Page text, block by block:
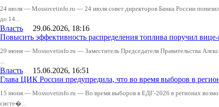
24 июля — Mossovetinfo.ru — 24 июля совет директоров Банка России
до 14...
Власть 29.06.2026, 18:16
Повысить эффективность распределения топлива поручил
29 июня — Mossovetinfo.ru — Заместитель Председателя Правительства
...
Власть 15.06.2026, 16:51
Глава ЦИК России предупредила, что во время выборов в
15 июня — Mossovetinfo.ru — Во время выборов в ЕДГ-2026 в регионах
систе�...